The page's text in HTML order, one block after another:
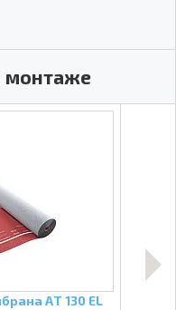
монтаже
АT 130 EL